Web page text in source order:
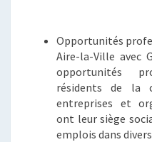
Opportunités
Aire-la-Ville avec
opportunités
résidents de la
entreprises et
ont leur siège
emplois dans